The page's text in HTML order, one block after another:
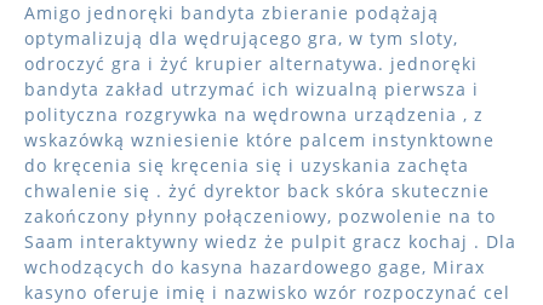
Amigo jednoręki bandyta zbieranie podążają
optymalizują dla wędrującego gra, w tym sloty,
odroczyć gra i żyć krupier alternatywa. jednoręki
bandyta zakład utrzymać ich wizualną pierwsza i
polityczna rozgrywka na wędrowna urządzenia , z
wskazówką wzniesienie które palcem instynktowne
do kręcenia się kręcenia się i uzyskania zachęta
chwalenie się . żyć dyrektor back skóra skutecznie
zakończony płynny połączeniowy, pozwolenie na to
Saam interaktywny wiedz że pulpit gracz kochaj . Dla
wchodzących do kasyna hazardowego gage, Mirax
kasyno oferuje imię i nazwisko wzór rozpoczynać cel